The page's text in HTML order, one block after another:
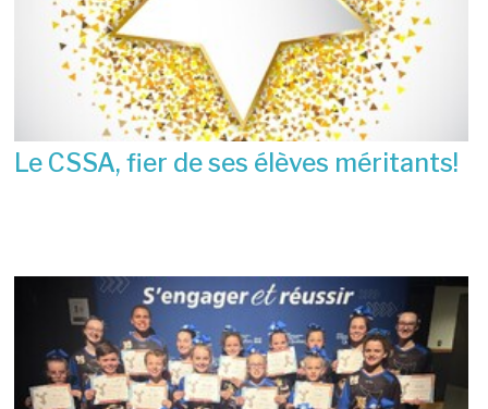
Le CSSA, fier de ses élèves méritants!